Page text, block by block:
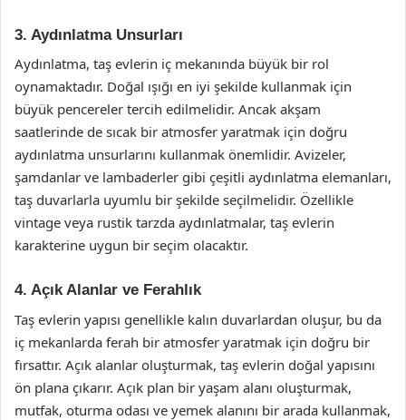
3. Aydınlatma Unsurları
Aydınlatma, taş evlerin iç mekanında büyük bir rol
oynamaktadır. Doğal ışığı en iyi şekilde kullanmak için
büyük pencereler tercih edilmelidir. Ancak akşam
saatlerinde de sıcak bir atmosfer yaratmak için doğru
aydınlatma unsurlarını kullanmak önemlidir. Avizeler,
şamdanlar ve lambaderler gibi çeşitli aydınlatma elemanları,
taş duvarlarla uyumlu bir şekilde seçilmelidir. Özellikle
vintage veya rustik tarzda aydınlatmalar, taş evlerin
karakterine uygun bir seçim olacaktır.
4. Açık Alanlar ve Ferahlık
Taş evlerin yapısı genellikle kalın duvarlardan oluşur, bu da
iç mekanlarda ferah bir atmosfer yaratmak için doğru bir
fırsattır. Açık alanlar oluşturmak, taş evlerin doğal yapısını
ön plana çıkarır. Açık plan bir yaşam alanı oluşturmak,
mutfak, oturma odası ve yemek alanını bir arada kullanmak,